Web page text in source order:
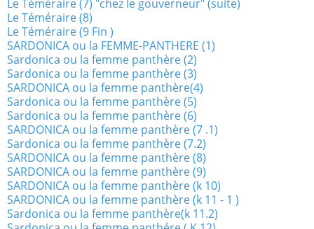
Le Téméraire (7) "chez le gouverneur" (suite)
Le Téméraire (8)
Le Téméraire (9 Fin )
SARDONICA ou la FEMME-PANTHERE (1)
Sardonica ou la femme panthère (2)
Sardonica ou la femme panthère (3)
SARDONICA ou la femme panthère(4)
Sardonica ou la femme panthère (5)
Sardonica ou la femme panthère (6)
SARDONICA ou la femme panthère (7 .1)
Sardonica ou la femme panthère (7.2)
SARDONICA ou la femme panthère (8)
SARDONICA ou la femme panthère (9)
SARDONICA ou la femme panthère (k 10)
SARDONICA ou la femme panthère (k 11 - 1 )
Sardonica ou la femme panthère(k 11.2)